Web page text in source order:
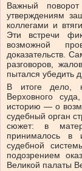
Важный
утверждениям
коллегами и
Эти встречи
возможной
доказательств.
разговоров,
пытался убедить
В итоге дело,
Верховного
историю — о
судебный орган
сюжет: в
принималось в
судебной
подозрением
Великой палаты